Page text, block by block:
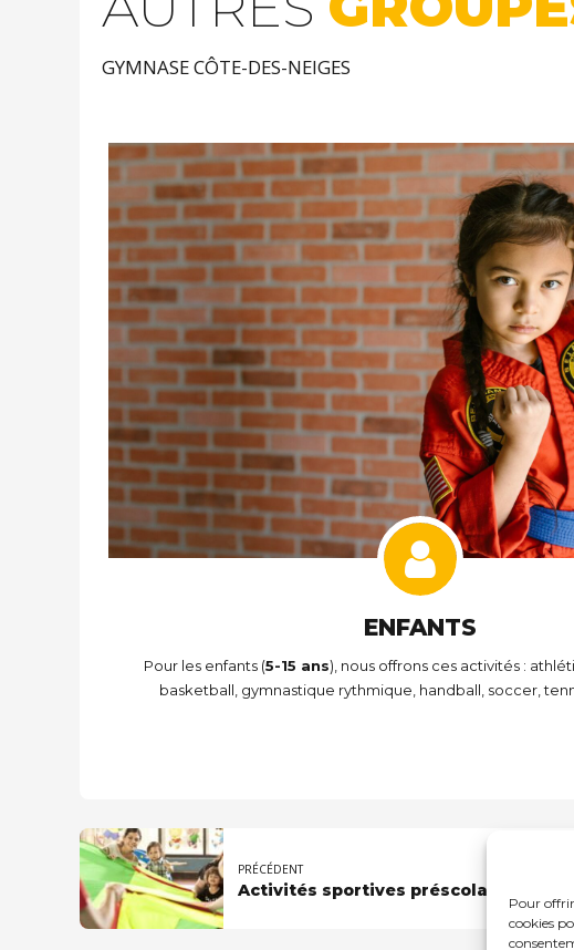
Pour offrir
cookies
GYMNASE CÔTE-DES-NEIGES
ENFANTS
Pour les enfants (5-15 ans), nous offrons ces activités :
basketball, gymnastique rythmique, handball, soccer,
PRÉCÉDENT
Activités sportives préscolaires